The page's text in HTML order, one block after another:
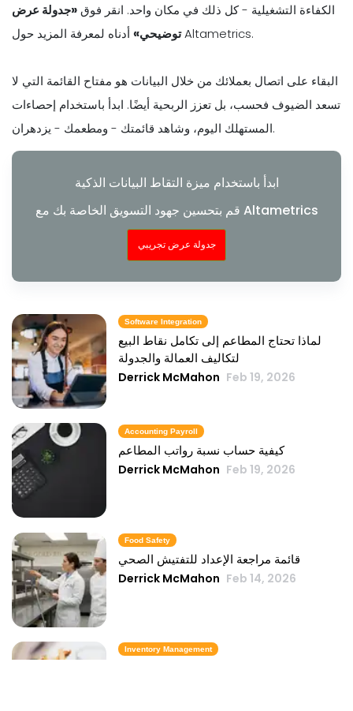
الكفاءة التشغيلية - كل ذلك في مكان واحد. انقر فوق«جدولة عرض
توضيحي»أدناه لمعرفة المزيد حول Altametrics.
البقاء على اتصال بعملائك من خلال البيانات هو مفتاح القائمة التي لا
تسعد الضيوف فحسب، بل تعزز الربحية أيضًا. ابدأ باستخدام إحصاءات
المستهلك اليوم، وشاهد قائمتك - ومطعمك - يزدهران.
ابدأ باستخدام ميزة التقاط البيانات الذكية
قم بتحسين جهود التسويق الخاصة بك مع Altametrics
جدولة عرض تجريبي
Software Integration
لماذا تحتاج المطاعم إلى تكامل نقاط البيع
لتكاليف العمالة والجدولة
Derrick McMahon Feb 19, 2026
Accounting Payroll
كيفية حساب نسبة رواتب المطاعم
Derrick McMahon Feb 19, 2026
Food Safety
قائمة مراجعة الإعداد للتفتيش الصحي
Derrick McMahon Feb 14, 2026
Inventory Management